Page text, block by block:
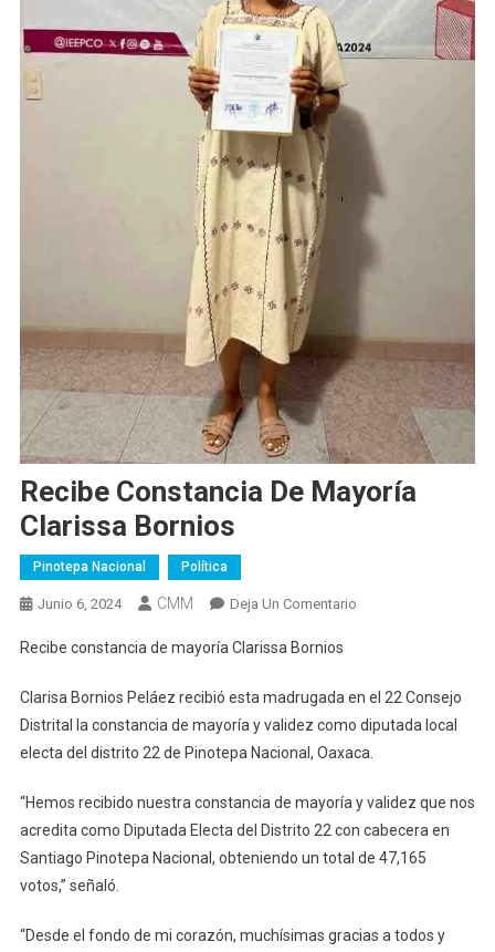
Recibe Constancia De Mayoría
Clarissa Bornios
Pinotepa Nacional Política
Junio 6, 2024 CMM Deja Un ComentarioEn
Mayoría
Clarissa
Bornios
Recibe constancia de mayoría Clarissa Bornios
Clarisa Bornios Peláez recibió esta madrugada en el 22 Consejo
Distrital la constancia de mayoría y validez como diputada local
electa del distrito 22 de Pinotepa Nacional, Oaxaca.
“Hemos recibido nuestra constancia de mayoría y validez que nos
acredita como Diputada Electa del Distrito 22 con cabecera en
Santiago Pinotepa Nacional, obteniendo un total de 47,165
votos,” señaló.
“Desde el fondo de mi corazón, muchísimas gracias a todos y